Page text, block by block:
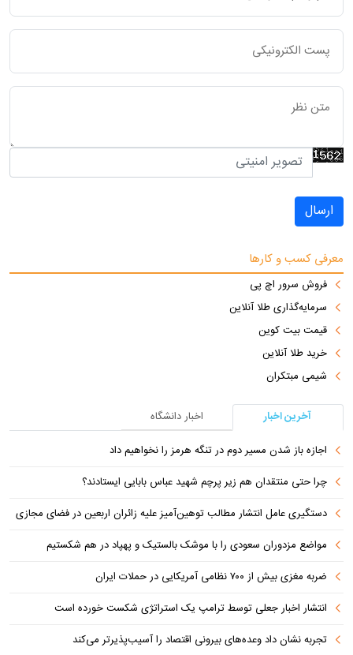
ارسال
معرفی کسب و کارها
فروش سرور اچ پی
سرمایه‌گذاری طلا آنلاین
قیمت بیت کوین
خرید طلا آنلاین
شیمی مبتکران
آخرین اخبار
اخبار دانشگاه
اجازه باز شدن مسیر دوم در تنگه هرمز را نخواهیم داد
چرا حتی منتقدان هم زیر پرچم شهید عباس بابایی ایستادند؟
دستگیری عامل انتشار مطالب توهین‌آمیز علیه زائران اربعین در فضای مجازی
مواضع مزدوران سعودی را با موشک بالستیک و پهپاد در هم شکستیم
ضربه مغزی بیش از ۷۰۰ نظامی آمریکایی در حملات ایران
انتشار اخبار جعلی توسط ترامپ یک استراتژی شکست خورده است
تجربه نشان داد وعده‌های بیرونی اقتصاد را آسیب‌پذیرتر می‌کند